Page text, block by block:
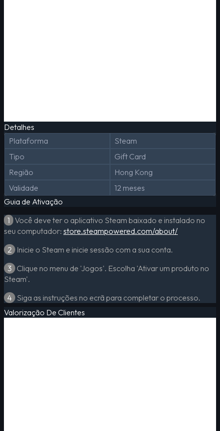
Detalhes
Plataforma
Steam
Tipo
Gift Card
Região
Hong Kong
Validade
12 meses
Guia de Ativação
1 Você deve ter o aplicativo Steam baixado e instalado no
seu computador: store.steampowered.com/about/
2 Inicie o Steam e inicie sessão com a sua conta.
3 Clique no menu de 'Jogos'. Escolha 'Ativar um produto no
Steam'.
4 Siga as instruções no ecrã para completar o processo.
Valorização De Clientes